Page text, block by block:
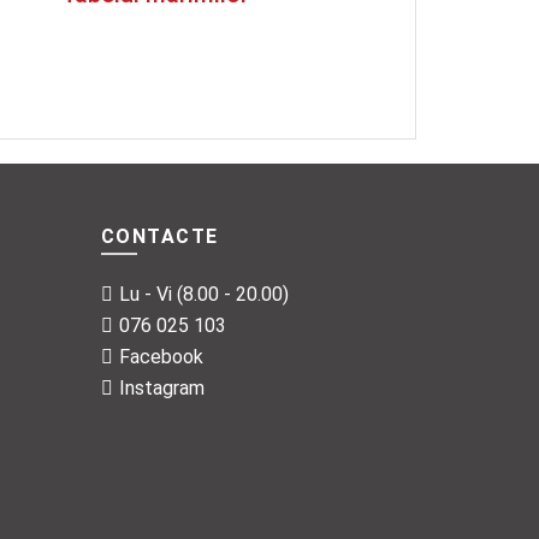
CONTACTE
Lu - Vi (8.00 - 20.00)
076 025 103
Facebook
Instagram